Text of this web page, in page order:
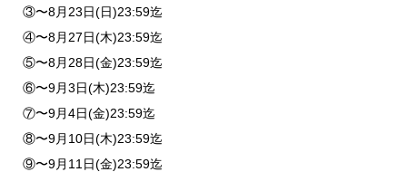
③〜8月23日(日)23:59迄
④〜8月27日(木)23:59迄
⑤〜8月28日(金)23:59迄
⑥〜9月3日(木)23:59迄
⑦〜9月4日(金)23:59迄
⑧〜9月10日(木)23:59迄
⑨〜9月11日(金)23:59迄